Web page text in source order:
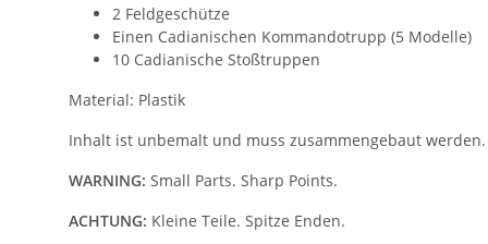
2 Feldgeschütze
Einen Cadianischen Kommandotrupp (5 Modelle)
10 Cadianische Stoßtruppen
Material: Plastik
Inhalt ist unbemalt und muss zusammengebaut werden.
WARNING: Small Parts. Sharp Points.
ACHTUNG: Kleine Teile. Spitze Enden.